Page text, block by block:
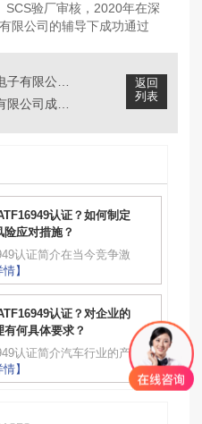
SCS验厂审核，2020年在深
限公司的辅导下成功通过
返回
列表
认证？如何制定
险应对措施？
认证简介在当今竞争激
情】
认证？对企业的
有何具体要求？
认证简介汽车行业的产
情】